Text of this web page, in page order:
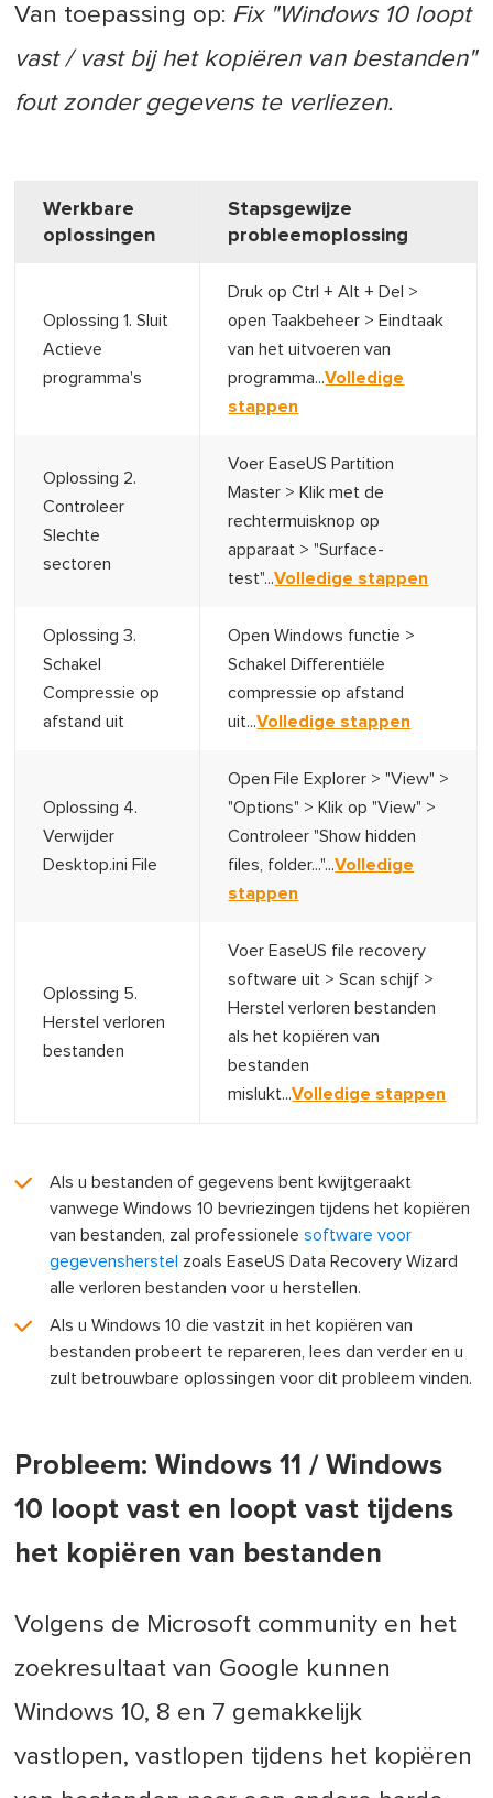
Van toepassing op: Fix "Windows 10 loopt
vast / vast bij het kopiëren van bestanden"
fout zonder gegevens te verliezen.
Werkbare
oplossingen
Stapsgewijze
probleemoplossing
Oplossing 1. Sluit
Actieve
programma's
Druk op Ctrl + Alt + Del >
open Taakbeheer > Eindtaak
van het uitvoeren van
programma...Volledige
stappen
Oplossing 2.
Controleer
Slechte
sectoren
Voer EaseUS Partition
Master > Klik met de
rechtermuisknop op
apparaat > "Surface-
test"...Volledige stappen
Oplossing 3.
Schakel
Compressie op
afstand uit
Open Windows functie >
Schakel Differentiële
compressie op afstand
uit...Volledige stappen
Oplossing 4.
Verwijder
Desktop.ini File
Open File Explorer > "View" >
"Options" > Klik op "View" >
Controleer "Show hidden
files, folder..."...Volledige
stappen
Oplossing 5.
Herstel verloren
bestanden
Voer EaseUS file recovery
software uit > Scan schijf >
Herstel verloren bestanden
als het kopiëren van
bestanden
mislukt...Volledige stappen
Als u bestanden of gegevens bent kwijtgeraakt
vanwege Windows 10 bevriezingen tijdens het kopiëren
van bestanden, zal professionelesoftware voor
gegevensherstel zoals EaseUS Data Recovery Wizard
alle verloren bestanden voor u herstellen.
Als u Windows 10 die vastzit in het kopiëren van
bestanden probeert te repareren, lees dan verder en u
zult betrouwbare oplossingen voor dit probleem vinden.
Probleem: Windows 11 / Windows
10 loopt vast en loopt vast tijdens
het kopiëren van bestanden
Volgens de Microsoft community en het
zoekresultaat van Google kunnen
Windows 10, 8 en 7 gemakkelijk
vastlopen, vastlopen tijdens het kopiëren